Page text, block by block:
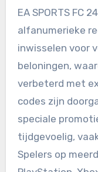
EA SPORTS FC
alfanumerieke
inwisselen voor
beloningen,
verbeterd met
codes zijn
speciale
tijdgevoelig,
Spelers op